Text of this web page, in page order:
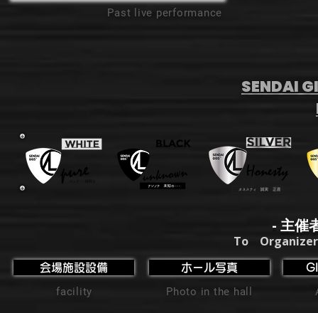
Past live performance
SENDAI
- 主催
To
会場施設設備
facility
ホール写真
Photo in the hall